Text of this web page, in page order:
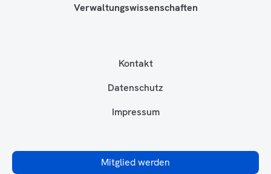
Verwaltungswissenschaften
Kontakt
Datenschutz
Impressum
Mitglied werden